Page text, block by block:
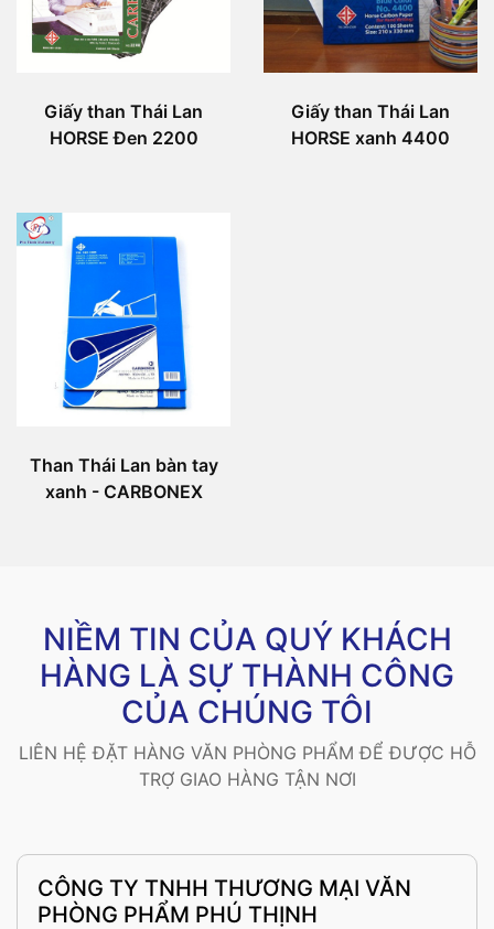
Giấy than Thái Lan
HORSE Đen 2200
Giấy than Thái Lan
HORSE xanh 4400
Than Thái Lan bàn tay
xanh - CARBONEX
NIỀM TIN CỦA QUÝ KHÁCH
HÀNG LÀ SỰ THÀNH CÔNG
CỦA CHÚNG TÔI
LIÊN HỆ ĐẶT HÀNG VĂN PHÒNG PHẨM ĐỂ ĐƯỢC HỖ
TRỢ GIAO HÀNG TẬN NƠI
CÔNG TY TNHH THƯƠNG MẠI VĂN
PHÒNG PHẨM PHÚ THỊNH